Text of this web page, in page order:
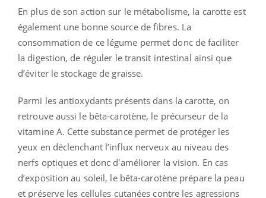
En plus de son action sur le métabolisme, la carotte est
également une bonne source de fibres. La
consommation de ce légume permet donc de faciliter
la digestion, de réguler le transit intestinal ainsi que
d’éviter le stockage de graisse.
Parmi les antioxydants présents dans la carotte, on
retrouve aussi le bêta-carotène, le précurseur de la
vitamine A. Cette substance permet de protéger les
yeux en déclenchant l’influx nerveux au niveau des
nerfs optiques et donc d'améliorer la vision. En cas
d’exposition au soleil, le bêta-carotène prépare la peau
et préserve les cellules cutanées contre les agressions